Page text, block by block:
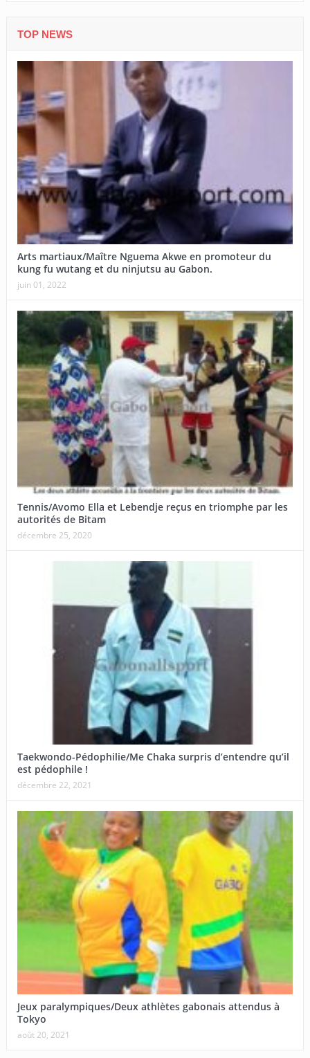
TOP NEWS
Arts martiaux/Maître Nguema Akwe en promoteur du
kung fu wutang et du ninjutsu au Gabon.
juin 01, 2022
Tennis/Avomo Ella et Lebendje reçus en triomphe par les
autorités de Bitam
décembre 25, 2020
Taekwondo-Pédophilie/Me Chaka surpris d’entendre qu’il
est pédophile !
décembre 22, 2021
Jeux paralympiques/Deux athlètes gabonais attendus à
Tokyo
août 20, 2021